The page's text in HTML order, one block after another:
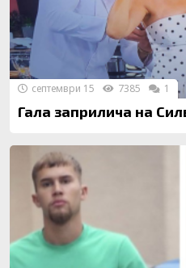
Гала заприлича на
септември 15 7385 1